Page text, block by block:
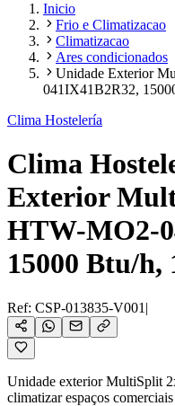
Inicio
Frio e Climatizacao
Climatizacao
Ares condicionados
Unidade Exterior
041IX41B2R32,
Clima Hostelería
Clima
Exterior
HTW-MO2-
15000 Btu/h,
Ref: CSP-013835-V001 |
Unidade exterior MultiSplit
climatizar espaços